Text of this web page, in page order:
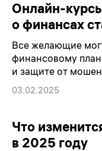
Онлайн-
о финансах
Все желающие
финансовому
и защите от
03.02.2025
Что
в 2025 году